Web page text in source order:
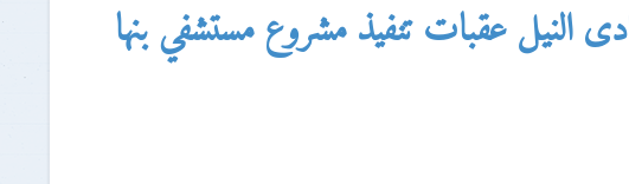
النيل عقبات تنفيذ مشروع مستشفي بنها